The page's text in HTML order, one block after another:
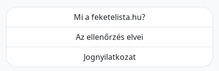
Mi a feketelista.hu?
Az ellenőrzés elvei
Jognyilatkozat